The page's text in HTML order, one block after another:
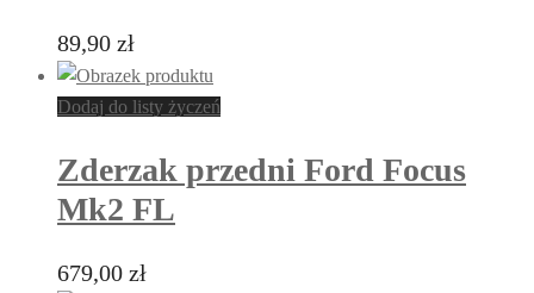
89,90 zł
Dodaj do listy życzeń
Zderzak przedni Ford Focus
Mk2 FL
679,00 zł